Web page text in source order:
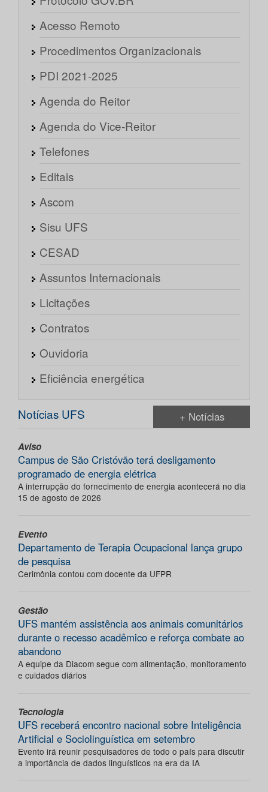
Acesso Remoto
Procedimentos Organizacionais
PDI 2021-2025
Agenda do Reitor
Agenda do Vice-Reitor
Telefones
Editais
Ascom
Sisu UFS
CESAD
Assuntos Internacionais
Licitações
Contratos
Ouvidoria
Eficiência energética
Notícias UFS + Notícias
Aviso
Campus de São Cristóvão terá desligamento
programado de energia elétrica
A interrupção do fornecimento de energia acontecerá no dia
15 de agosto de 2026
Evento
Departamento de Terapia Ocupacional lança grupo
de pesquisa
Cerimônia contou com docente da UFPR
Gestão
UFS mantém assistência aos animais comunitários
durante o recesso acadêmico e reforça combate ao
abandono
A equipe da Diacom segue com alimentação, monitoramento
e cuidados diários
Tecnologia
UFS receberá encontro nacional sobre Inteligência
Artificial e Sociolinguística em setembro
Evento irá reunir pesquisadores de todo o país para discutir
a importância de dados linguísticos na era da IA